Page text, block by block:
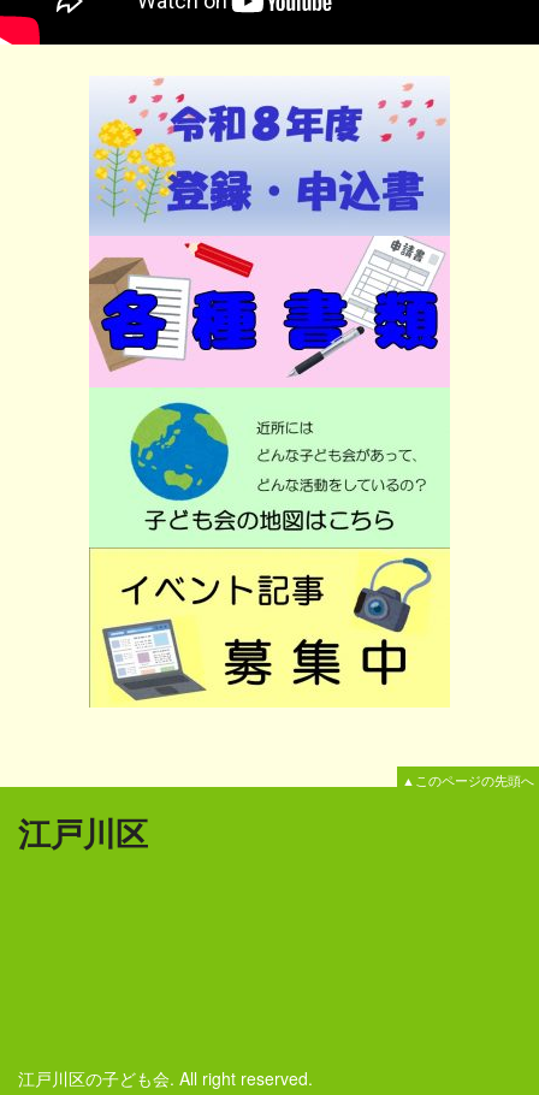
▲このページの先頭へ
江戸川区
江戸川区の子ども会. All right reserved.